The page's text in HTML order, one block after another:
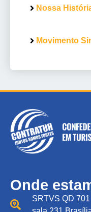
Nossa
Movimento
Onde
SRTVS QD 701